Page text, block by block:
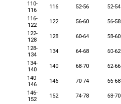
110-
116
116 52-56 52-54
116-
122
122 56-60 56-58
122-
128
128 60-64 58-60
128-
134
134 64-68 60-62
134-
140
140 68-70 62-66
140-
146
146 70-74 66-68
146-
152
152 74-78 68-70